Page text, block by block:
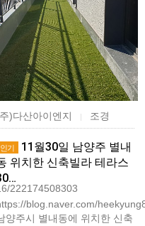
222174508303
)다산아이엔지 | 조경
인기
11월30일 남양주 별내
위치한 신축빌라 테라스
blog.naver.com/
양주시 별내동에 위치한 신축